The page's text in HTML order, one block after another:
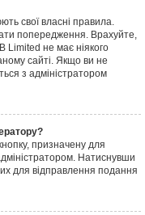
свої власні правила.
попередження. Врахуйте,
Limited не має ніякого
сайті. Якщо ви не
з адміністратором
призначену для
Натиснувши
для відправлення подання